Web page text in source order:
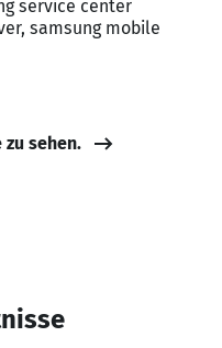
service center
samsung mobile
zu sehen.